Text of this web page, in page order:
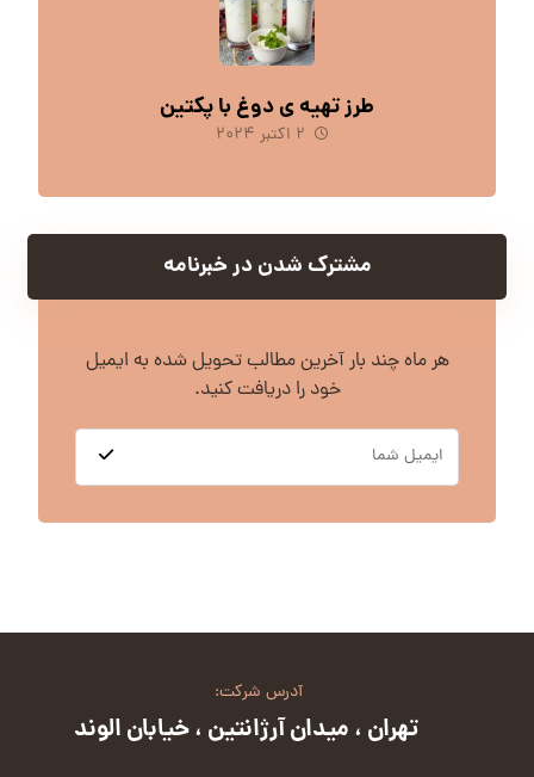
طرز تهیه ی دوغ با پکتین
۲ اکتبر ۲۰۲۴
مشترک شدن در خبرنامه
هر ماه چند بار آخرین مطالب تحویل شده به ایمیل
خود را دریافت کنید.
آدرس شرکت:
تهران ، میدان آرژانتین ، خیابان الوند